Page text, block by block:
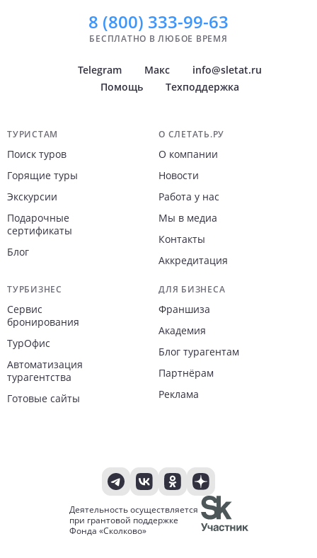
8 (800) 333-99-63
БЕСПЛАТНО В ЛЮБОЕ ВРЕМЯ
Telegram Макс
info@sletat.ru
Помощь
Техподдержка
Навигация по сайту
ТУРИСТАМ
Поиск туров
Горящие туры
Экскурсии
Подарочные
сертификаты
Блог
О СЛЕТАТЬ.РУ
О компании
Новости
Работа у нас
Мы в медиа
Контакты
Аккредитация
ТУРБИЗНЕС
Сервис
бронирования
ТурОфис
Автоматизация
турагентства
Готовые сайты
ДЛЯ БИЗНЕСА
Франшиза
Академия
Блог турагентам
Партнёрам
Реклама
Деятельность осуществляется
при грантовой поддержке
Фонда «Сколково»